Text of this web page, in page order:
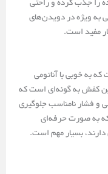
را جذب کرده و راحتی
به ویژه در دویدن‌های
مفید است.
به خوبی با آناتومی
کفش به گونه‌ای است که
و فشار نامناسب جلوگیری
که به صورت حرفه‌ای
دارند، بسیار مهم است.